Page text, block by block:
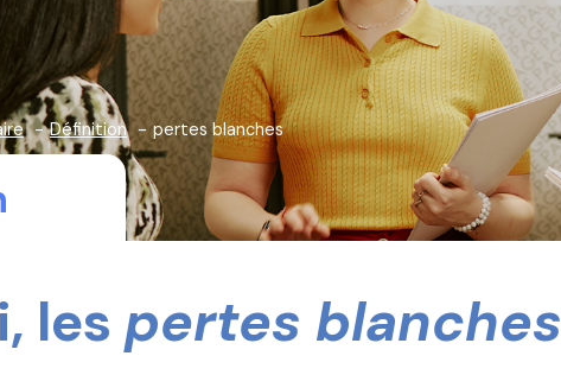
Définition pertes blanches
les pertes blanches